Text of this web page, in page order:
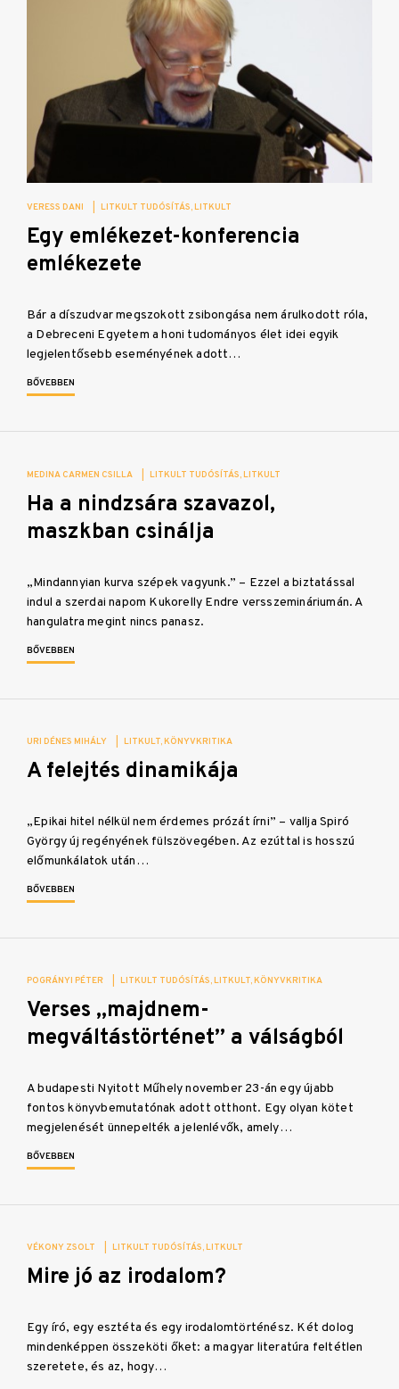
VERESS DANI LITKULT TUDÓSÍTÁS LITKULT
Egy emlékezet-konferencia
emlékezete
Bár a díszudvar megszokott zsibongása nem árulkodott róla,
a Debreceni Egyetem a honi tudományos élet idei egyik
legjelentősebb eseményének adott…
BŐVEBBEN
MEDINA CARMEN CSILLA LITKULT TUDÓSÍTÁS LITKULT
Ha a nindzsára szavazol,
maszkban csinálja
„Mindannyian kurva szépek vagyunk.” – Ezzel a biztatással
indul a szerdai napom Kukorelly Endre versszemináriumán. A
hangulatra megint nincs panasz.
BŐVEBBEN
URI DÉNES MIHÁLY LITKULT KÖNYVKRITIKA
A felejtés dinamikája
„Epikai hitel nélkül nem érdemes prózát írni” – vallja Spiró
György új regényének fülszövegében. Az ezúttal is hosszú
előmunkálatok után…
BŐVEBBEN
POGRÁNYI PÉTER LITKULT TUDÓSÍTÁS LITKULT KÖNYVKRITIKA
Verses „majdnem-
megváltástörténet” a válságból
A budapesti Nyitott Műhely november 23-án egy újabb
fontos könyvbemutatónak adott otthont. Egy olyan kötet
megjelenését ünnepelték a jelenlévők, amely…
BŐVEBBEN
VÉKONY ZSOLT LITKULT TUDÓSÍTÁS LITKULT
Mire jó az irodalom?
Egy író, egy esztéta és egy irodalomtörténész. Két dolog
mindenképpen összeköti őket: a magyar literatúra feltétlen
szeretete, és az, hogy…